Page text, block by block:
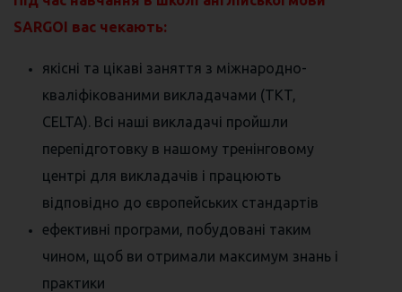
SARGOI вас чекають:
якісні та цікаві заняття з міжнародно-
кваліфікованими викладачами (TKT,
CELTA). Всі наші викладачі пройшли
перепідготовку в нашому тренінговому
центрі для викладачів і працюють
відповідно до європейських стандартів
ефективні програми, побудовані таким
чином, щоб ви отримали максимум знань і
практики